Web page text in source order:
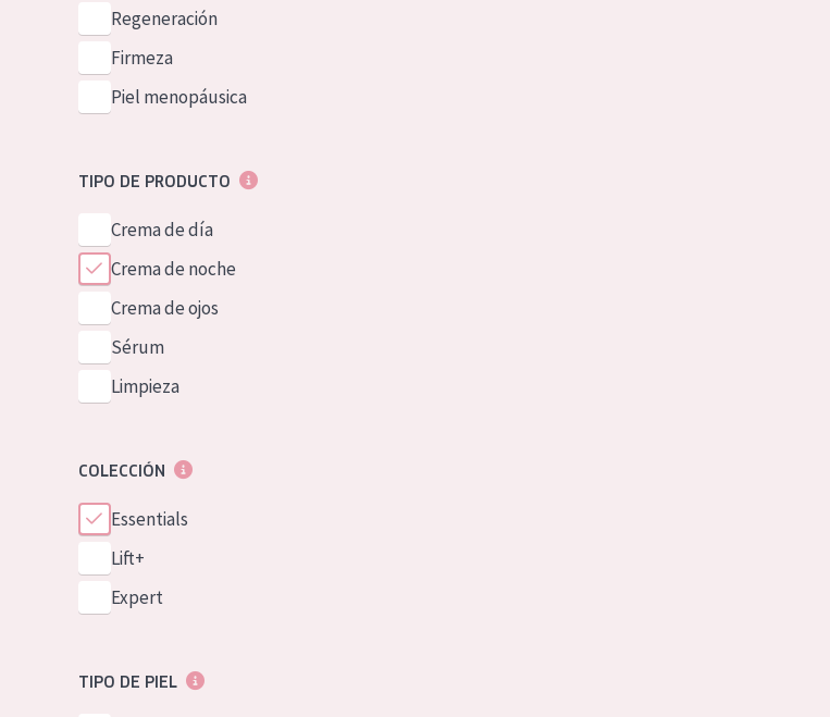
German
Spanish
Greek
Regeneración
Firmeza
Piel menopáusica
TIPO DE PRODUCTO
Crema de día
Crema de noche
Crema de ojos
Sérum
Limpieza
COLECCIÓN
Essentials
Lift+
Expert
TIPO DE PIEL